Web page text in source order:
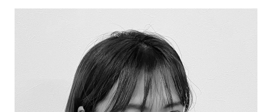
お問い合わせ 採用情報